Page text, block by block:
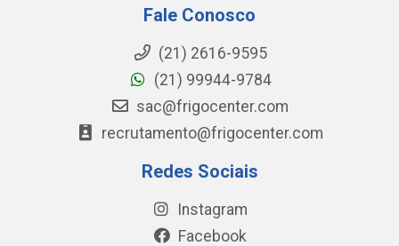
Fale Conosco
(21) 2616-9595
(21) 99944-9784
sac@frigocenter.com
recrutamento@frigocenter.com
Redes Sociais
Instagram
Facebook